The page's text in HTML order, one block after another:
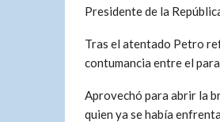
Presidente de la
Tras el atentado Petro
contumancia entre el
Aprovechó para abrir la
quien ya se había